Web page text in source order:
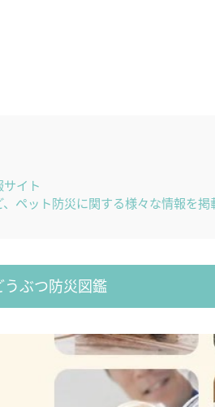
イト
ペット防災に関する様々な情報を掲
うぶつ防災図鑑